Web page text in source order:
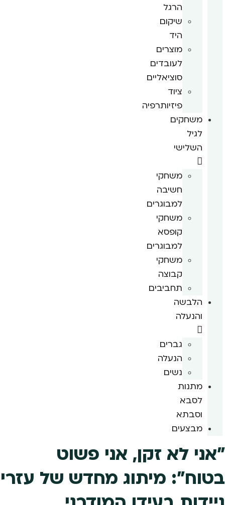
הרגל
שיקום
היד
מוצרים
לעובדים
סוציאליים
ציוד
פיזיותרפיה
משחקים
לגיל
השלישי
משחקי
חשיבה
למבוגרים
משחקי
קופסא
למבוגרים
משחקי
קבוצה
תחביבים
הלבשה
והנעלה
גברים
הנעלה
נשים
מתנות
לסבא
וסבתא
מבצעים
"אני לא זקן, אני פשוט
בטוח": מיתוג מחדש של עזרי